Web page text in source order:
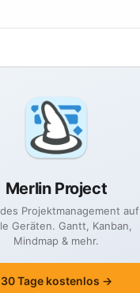
Merlin Project
Projektmanagement auf
Geräten. Gantt, Kanban,
Mindmap & mehr.
30 Tage kostenlos →